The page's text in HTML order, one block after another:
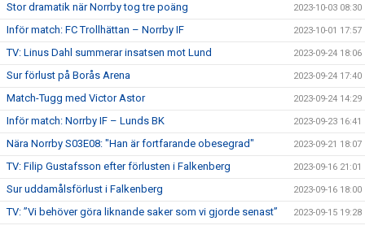
Stor dramatik när Norrby tog tre poäng 2023-10-03 08:30
Inför match: FC Trollhättan – Norrby IF 2023-10-01 17:57
TV: Linus Dahl summerar insatsen mot Lund 2023-09-24 18:06
Sur förlust på Borås Arena 2023-09-24 17:40
Match-Tugg med Victor Astor 2023-09-24 14:29
Inför match: Norrby IF – Lunds BK 2023-09-23 16:41
Nära Norrby S03E08: "Han är fortfarande obesegrad" 2023-09-21 18:07
TV: Filip Gustafsson efter förlusten i Falkenberg 2023-09-16 21:01
Sur uddamålsförlust i Falkenberg 2023-09-16 18:00
TV: ”Vi behöver göra liknande saker som vi gjorde senast” 2023-09-15 19:28